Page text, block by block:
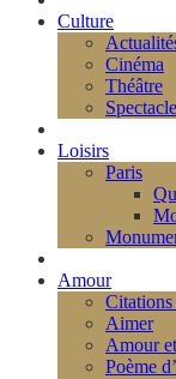
Culture
Cinéma
Théâtre
Spectacle
Loisirs
Paris
Amour
Citations
Aimer
Amour
Poème